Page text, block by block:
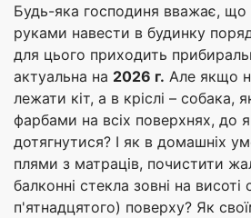
Будь-яка господиня вважає,
руками навести в будинку
для цього приходить
актуальна на 2026 г. Але якщо
лежати кіт, а в кріслі –
фарбами на всіх поверхнях, до
дотягнутися? І як в домашніх
плями з матраців, почистити
балконні стекла зовні на
п'ятнадцятого) поверху? Як